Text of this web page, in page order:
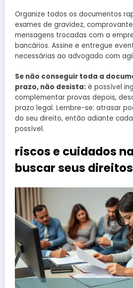
Organize todos os documentos
exames de gravidez,
mensagens trocadas com a
bancários. Assine e entregue
necessárias ao advogado com
Se não conseguir toda a
prazo, não desista: é possível
complementar provas depois,
prazo legal. Lembre-se: atrasar
do seu direito, então adiante
possível.
riscos e cuidados
buscar seus direitos